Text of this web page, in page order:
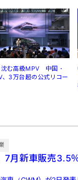
沈む高級MPV 中国・
、3万台超の公式リコー
7月新車販売